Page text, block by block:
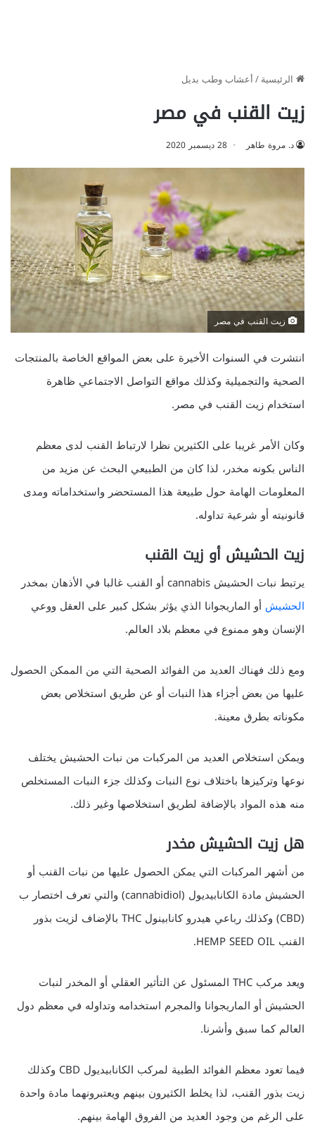
الرئيسية/أعشاب وطب بديل
زيت القنب في مصر
د. مروة طاهر 28 ديسمبر 2020
زيت القنب في مصر
انتشرت في السنوات الأخيرة على بعض المواقع الخاصة بالمنتجات
الصحية والتجميلية وكذلك مواقع التواصل الاجتماعي ظاهرة
استخدام زيت القنب في مصر.
وكان الأمر غريبا على الكثيرين نظرا لارتباط القنب لدى معظم
الناس بكونه مخدر، لذا كان من الطبيعي البحث عن مزيد من
المعلومات الهامة حول طبيعة هذا المستحضر واستخداماته ومدى
قانونيته أو شرعية تداوله.
زيت الحشيش أو زيت القنب
يرتبط نبات الحشيش cannabis أو القنب غالبا في الأذهان بمخدر
الحشيش أو الماريجوانا الذي يؤثر بشكل كبير على العقل ووعي
الإنسان وهو ممنوع في معظم بلاد العالم.
ومع ذلك فهناك العديد من الفوائد الصحية التي من الممكن الحصول
عليها من بعض أجزاء هذا النبات أو عن طريق استخلاص بعض
مكوناته بطرق معينة.
ويمكن استخلاص العديد من المركبات من نبات الحشيش يختلف
نوعها وتركيزها باختلاف نوع النبات وكذلك جزء النبات المستخلص
منه هذه المواد بالإضافة لطريق استخلاصها وغير ذلك.
هل زيت الحشيش مخدر
من أشهر المركبات التي يمكن الحصول عليها من نبات القنب أو
الحشيش مادة الكانابيديول (cannabidiol) والتي تعرف اختصار ب
(CBD) وكذلك رباعي هيدرو كانابينول THC بالإضاف لزيت بذور
القنب HEMP SEED OIL.
ويعد مركب THC المسئول عن التأثير العقلي أو المخدر لنبات
الحشيش أو الماريجوانا والمجرم استخدامه وتداوله في معظم دول
العالم كما سبق وأشرنا.
فيما تعود معظم الفوائد الطبية لمركب الكانابيديول CBD وكذلك
زيت بذور القنب، لذا يخلط الكثيرون بينهم ويعتبرونهما مادة واحدة
على الرغم من وجود العديد من الفروق الهامة بينهم.